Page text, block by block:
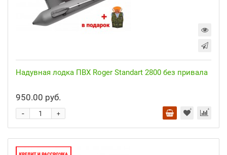
Надувная лодка ПВХ Roger Standart 2800 без привала
950.00 руб.
+
-